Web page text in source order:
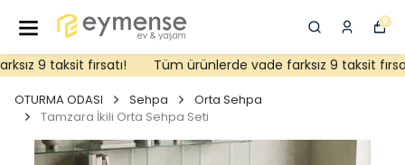
0
9 taksit fırsatı! Tüm ürünlerde vade farksız 9 taksit
OTURMA ODASI Sehpa
Orta Sehpa
Tamzara İkili Orta Sehpa Seti